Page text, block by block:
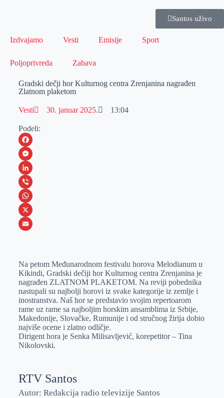
Santos uživo
Izdvajamo Vesti Emisije Sport
Poljoprivreda Zabava
Gradski dečji hor Kulturnog centra Zrenjanina nagrađen
Zlatnom plaketom
Vesti 30. januar 2025. 13:04
Podeli:
F
a
c
e
b
o
M
e
s
s
e
e
r
L
i
n
k
I
n
V
i
b
W
h
s
A
p
p
X
a
i
l
Na petom Međunarodnom festivalu horova Melodianum u
Kikindi, Gradski dečiji hor Kulturnog centra Zrenjanina je
nagrađen ZLATNOM PLAKETOM. Na reviji pobednika
nastupali su najbolji horovi iz svake kategorije iz zemlje i
inostranstva. Naš hor se predstavio svojim repertoarom
rame uz rame sa najboljim horskim ansamblima iz Srbije,
Makedonije, Slovačke, Rumunije i od stručnog žirija dobio
najviše ocene i zlatno odličje.
Dirigent hora je Senka Milisavljević, korepetitor – Tina
Nikolovski.
RTV Santos
Autor: Redakcija radio televizije Santos